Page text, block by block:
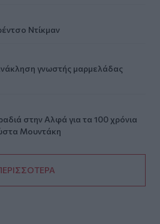
Ντίκμαν
γνωστής μαρμελάδας
στην Αλφά για τα 100 χρόνια
Μουντάκη